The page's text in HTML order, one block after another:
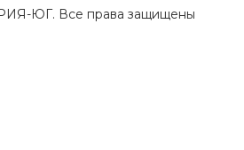
ЮГ. Все права защищены